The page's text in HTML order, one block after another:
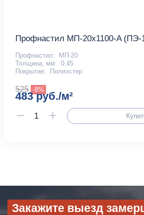
Профнастил МП-20x1100-A (ПЭ-
Профнастил:
МП-20
Толщина, мм: 0,45
Покрытие:
Полиэстер
525 -8%
483 руб./м²
Закажите выезд